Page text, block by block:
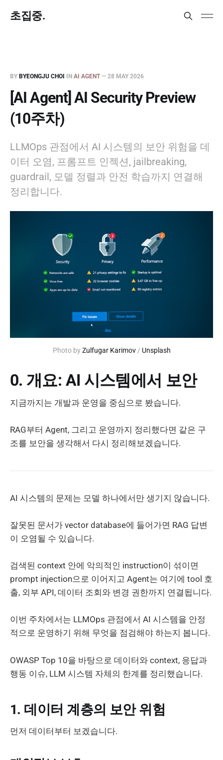
초집중.
BY BYEONGJU CHOI IN AI AGENT— 28 MAY 2026
[AI Agent] AI Security Preview
(10주차)
LLMOps 관점에서 AI 시스템의 보안 위험을 데
이터 오염, 프롬프트 인젝션, jailbreaking,
guardrail, 모델 정렬과 안전 학습까지 연결해
정리합니다.
Photo by Zulfugar Karimov / Unsplash
0. 개요: AI 시스템에서 보안
지금까지는 개발과 운영을 중심으로 봤습니다.
RAG부터 Agent, 그리고 운영까지 정리했다면 같은 구
조를 보안을 생각해서 다시 정리해보겠습니다.
AI 시스템의 문제는 모델 하나에서만 생기지 않습니다.
잘못된 문서가 vector database에 들어가면 RAG 답변
이 오염될 수 있습니다.
검색된 context 안에 악의적인 instruction이 섞이면
prompt injection으로 이어지고 Agent는 여기에 tool 호
출, 외부 API, 데이터 조회와 변경 권한까지 연결됩니다.
이번 주차에서는 LLMOps 관점에서 AI 시스템을 안정
적으로 운영하기 위해 무엇을 점검해야 하는지 봅니다.
OWASP Top 10을 바탕으로 데이터와 context, 응답과
행동 이슈, LLM 시스템 자체의 한계를 정리했습니다.
1. 데이터 계층의 보안 위험
먼저 데이터부터 보겠습니다.